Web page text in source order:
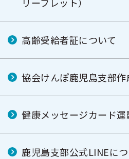
高齢受給者証について
協会けんぽ鹿児島支部作
健康メッセージカード運
鹿児島支部公式LINEに